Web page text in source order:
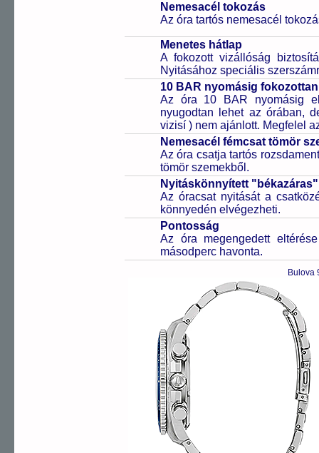
Nemesacél tokozás
Az óra tartós nemesacél
Menetes hátlap
A fokozott vizállóság
Nyitásához speciális
10 BAR nyomásig
Az óra 10 BAR nyomásig
nyugodtan lehet az órában,
vizisí ) nem ajánlott. Megfelel
Nemesacél fémcsat tömör
Az óra csatja tartós
tömör szemekből.
Nyitáskönnyített
Az óracsat nyitását a
könnyedén elvégezheti.
Pontosság
Az óra megengedett
másodperc havonta.
Bulova